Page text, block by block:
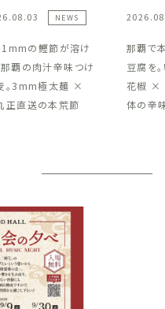
NEWS
の鰹節が溶け
那覇の肉汁辛味つけ
。3mm極太麺 ×
正直送の本荒節
那覇で
豆腐を
花椒 ×
体の辛